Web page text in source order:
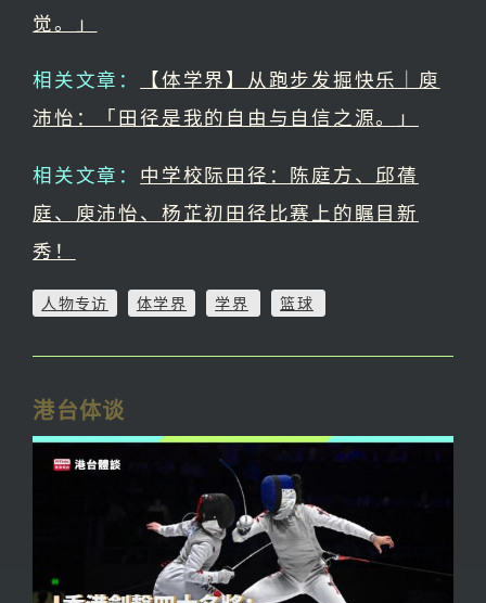
觉。」
相关文章：
【体学界】从跑步发掘快乐｜庾
沛怡：「田径是我的自由与自信之源。」
相关文章： 中学校际田径：陈庭方、邱蒨
庭、庾沛怡、杨芷初田径比赛上的瞩目新
秀！
人物专访 体学界 学界 篮球
港台体谈